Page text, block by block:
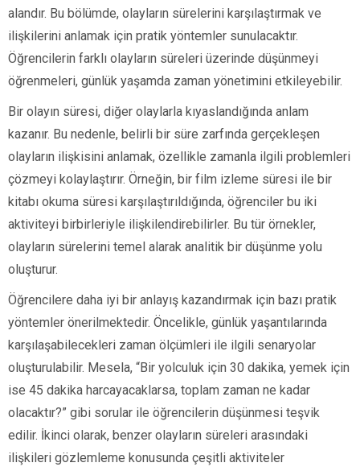
alandır. Bu bölümde, olayların sürelerini karşılaştırmak ve
ilişkilerini anlamak için pratik yöntemler sunulacaktır.
Öğrencilerin farklı olayların süreleri üzerinde düşünmeyi
öğrenmeleri, günlük yaşamda zaman yönetimini etkileyebilir.
Bir olayın süresi, diğer olaylarla kıyaslandığında anlam
kazanır. Bu nedenle, belirli bir süre zarfında gerçekleşen
olayların ilişkisini anlamak, özellikle zamanla ilgili problemleri
çözmeyi kolaylaştırır. Örneğin, bir film izleme süresi ile bir
kitabı okuma süresi karşılaştırıldığında, öğrenciler bu iki
aktiviteyi birbirleriyle ilişkilendirebilirler. Bu tür örnekler,
olayların sürelerini temel alarak analitik bir düşünme yolu
oluşturur.
Öğrencilere daha iyi bir anlayış kazandırmak için bazı pratik
yöntemler önerilmektedir. Öncelikle, günlük yaşantılarında
karşılaşabilecekleri zaman ölçümleri ile ilgili senaryolar
oluşturulabilir. Mesela, “Bir yolculuk için 30 dakika, yemek için
ise 45 dakika harcayacaklarsa, toplam zaman ne kadar
olacaktır?” gibi sorular ile öğrencilerin düşünmesi teşvik
edilir. İkinci olarak, benzer olayların süreleri arasındaki
ilişkileri gözlemleme konusunda çeşitli aktiviteler